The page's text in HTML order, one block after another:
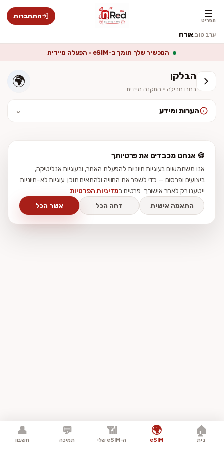
☰
תפריט
התחברות
ערב טוב,אורח
המכשיר שלך תומך ב-eSIM · הפעלה מיידית
הבלקן
בחרו חבילה · התקנה מיידית 🌍
הערות ומידע ⌄
🍪 אנחנו מכבדים את פרטיותך
אנו משתמשים בעוגיות חיוניות להפעלת האתר, ובעוגיות אנליטיקה,
ביצועים ופרסום — כדי לשפר את החוויה ולהתאים תוכן. עוגיות לא-חיוניות
ייטענו רק לאחר אישורך. פרטים במדיניות הפרטיות
התאמה אישית
דחה הכל אשר הכל
🏠
בית
🌍
eSIM
📶
ה-eSIM שלי
💬
תמיכה
👤
חשבון